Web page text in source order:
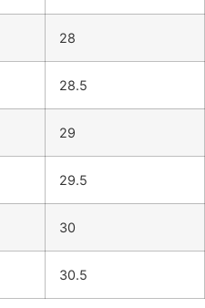
28
28.5
29
29.5
30
30.5